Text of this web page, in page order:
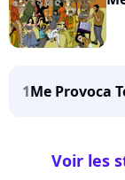
1Me Provoca
Voir les